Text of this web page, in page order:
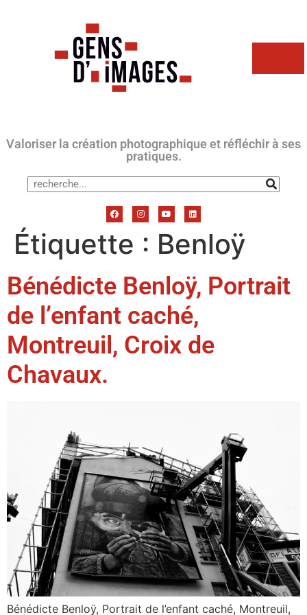
Valoriser la création photographique et réfléchir à ses
pratiques.
Étiquette : Benloÿ
Bénédicte Benloÿ, Portrait
de l’enfant caché,
Montreuil, Croix de
Chavaux.
Bénédicte Benloÿ, Portrait de l’enfant caché, Montreuil,